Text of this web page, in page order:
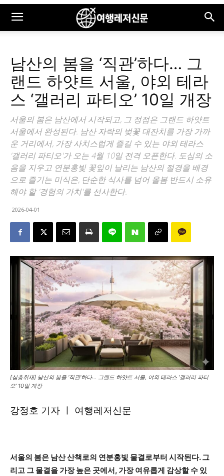
남산의 봄을 ‘직관’하다… 그
랜드 하얏트 서울, 야외 테라
스 ‘갤러리 파티오’ 10일 개장
서울의 봄은 남산에서 시작되고, 그 정점은 그랜드 하얏트
서울에서 완성된다. 남산 자락의 벚꽃 대잔치를 가장 가까
운 거리에서, 가장 사치스럽게 즐길 수 있는 야외 테라스
'갤러리 파티오'가 오는 4월 10일 전격 오픈한다. 도심의 소
음을 지우고 연분홍빛 꽃잎이 날리는 남산의 절경을 배경
으로 즐기는 미식은, 단순한 식사를 넘어 올봄 반드시 소유
해야 할 '경험의 가치'를 선사한다.
2026-04-01
[심층취재] 남산의 봄을 ‘직관’하다… 그랜드 하얏트 서울, 야외 테라스 ‘갤러리 파티
오’ 10일 개장
강정호 기자 ㅣ 여행레저신문
서울의 봄은 남산 산책로의 연분홍빛 물결로부터 시작된다. 그
리고 그 물결을 가장 높은 곳에서, 가장 여유롭게 감상할 수 있